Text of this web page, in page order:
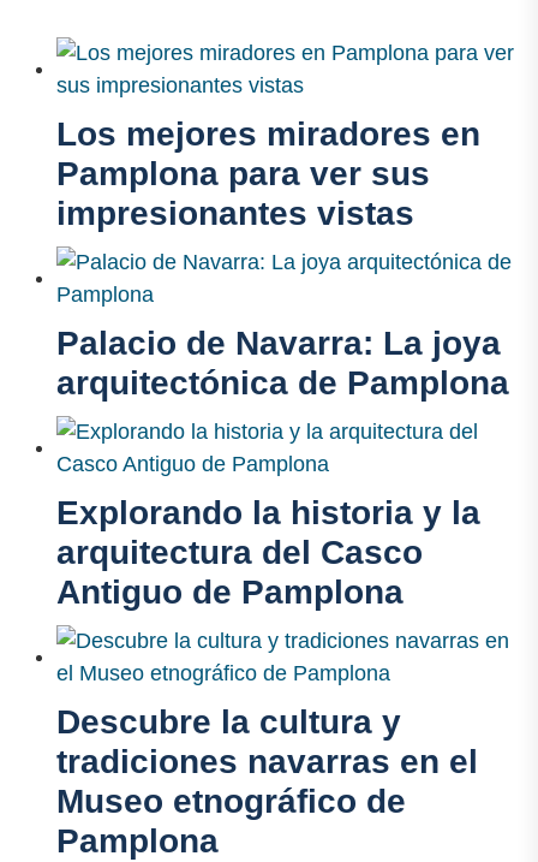
Los mejores miradores en
Pamplona para ver sus
impresionantes vistas
Palacio de Navarra: La joya
arquitectónica de Pamplona
Explorando la historia y la
arquitectura del Casco
Antiguo de Pamplona
Descubre la cultura y
tradiciones navarras en el
Museo etnográfico de
Pamplona